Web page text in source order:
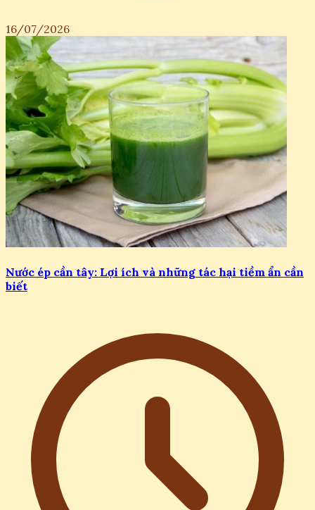
16/07/2026
Nước ép cần tây: Lợi ích và những tác hại tiềm ẩn cần
biết